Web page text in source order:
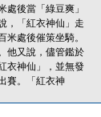
後當「綠豆爽」
，「紅衣神仙」走
處後催策坐騎。
他又說，儘管鑑於
衣神仙」，並無發
賽。「紅衣神